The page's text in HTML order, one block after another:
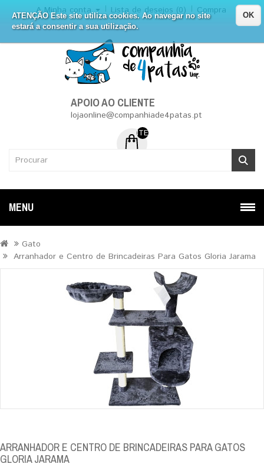
ATENÇÃO Este site utiliza cookies. Ao navegar no site
estará a consentir a sua utilização.
OK
A Minha conta Lista de desejos (0) Compra
APOIO AO CLIENTE
lojaonline@companhiade4patas.pt
ITEM (NS) DE 0 - 0.00€
MENU
Gato
Arranhador e Centro de Brincadeiras Para Gatos Gloria Jarama
ARRANHADOR E CENTRO DE BRINCADEIRAS PARA GATOS
GLORIA JARAMA